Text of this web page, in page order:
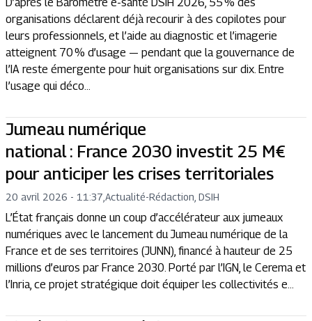
organisations déclarent déjà recourir à des copilotes pour
leurs professionnels, et l’aide au diagnostic et l’imagerie
atteignent 70 % d’usage — pendant que la gouvernance de
l’IA reste émergente pour huit organisations sur dix. Entre
l’usage qui déco...
Jumeau numérique
national : France 2030 investit 25 M€
pour anticiper les crises territoriales
20 avril 2026 - 11:37 Actualité-Rédaction, DSIH
L’État français donne un coup d’accélérateur aux jumeaux
numériques avec le lancement du Jumeau numérique de la
France et de ses territoires (JUNN), financé à hauteur de 25
millions d’euros par France 2030. Porté par l’IGN, le Cerema et
l’Inria, ce projet stratégique doit équiper les collectivités e...